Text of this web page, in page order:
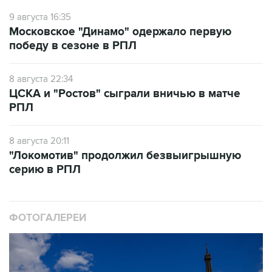
9 августа 16:35
Московское "Динамо" одержало первую
победу в сезоне в РПЛ
8 августа 22:34
ЦСКА и "Ростов" сыграли вничью в матче
РПЛ
8 августа 20:11
"Локомотив" продолжил безвыигрышную
серию в РПЛ
ФОТОГАЛЕРЕИ